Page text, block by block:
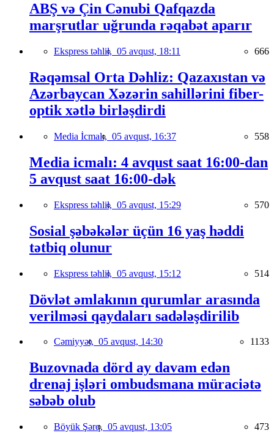
ABŞ və Çin Cənubi Qafqazda
marşrutlar uğrunda rəqabət aparır
Ekspress təhlil, 05 avqust, 18:11 666
Rəqəmsal Orta Dəhliz: Qazaxıstan və
Azərbaycan Xəzərin sahillərini fiber-
optik xətlə birləşdirdi
Media İcmalı, 05 avqust, 16:37 558
Media icmalı: 4 avqust saat 16:00-dan
5 avqust saat 16:00-dək
Ekspress təhlil, 05 avqust, 15:29 570
Sosial şəbəkələr üçün 16 yaş həddi
tətbiq olunur
Ekspress təhlil, 05 avqust, 15:12 514
Dövlət əmlakının qurumlar arasında
verilməsi qaydaları sadələşdirilib
Cəmiyyət, 05 avqust, 14:30 1133
Buzovnada dörd ay davam edən
drenaj işləri ombudsmana müraciətə
səbəb olub
Böyük Şərq, 05 avqust, 13:05 473